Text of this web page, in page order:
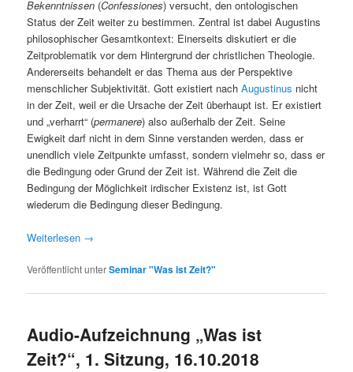
Bekenntnissen (Confessiones) versucht, den ontologischen
Status der Zeit weiter zu bestimmen. Zentral ist dabei Augustins
philosophischer Gesamtkontext: Einerseits diskutiert er die
Zeitproblematik vor dem Hintergrund der christlichen Theologie.
Andererseits behandelt er das Thema aus der Perspektive
menschlicher Subjektivität. Gott existiert nachAugustinus nicht
in der Zeit, weil er die Ursache der Zeit überhaupt ist. Er existiert
und „verharrt“ (permanere) also außerhalb der Zeit. Seine
Ewigkeit darf nicht in dem Sinne verstanden werden, dass er
unendlich viele Zeitpunkte umfasst, sondern vielmehr so, dass er
die Bedingung oder Grund der Zeit ist. Während die Zeit die
Bedingung der Möglichkeit irdischer Existenz ist, ist Gott
wiederum die Bedingung dieser Bedingung.
Weiterlesen →
Veröffentlicht unterSeminar "Was ist Zeit?"
Audio-Aufzeichnung „Was ist
Zeit?“, 1. Sitzung, 16.10.2018